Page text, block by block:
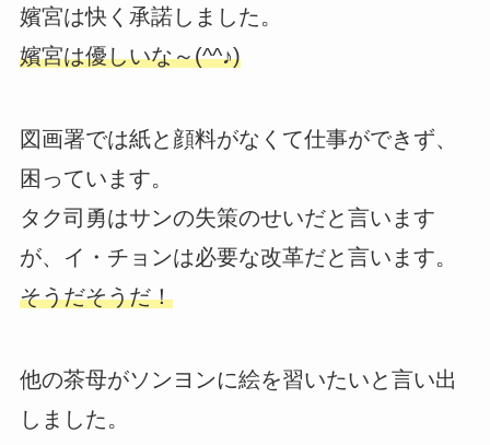
嬪宮は快く承諾しました。
嬪宮は優しいな～(^^♪)
図画署では紙と顔料がなくて仕事ができず、
困っています。
タク司勇はサンの失策のせいだと言います
が、イ・チョンは必要な改革だと言います。
そうだそうだ！
他の茶母がソンヨンに絵を習いたいと言い出
しました。